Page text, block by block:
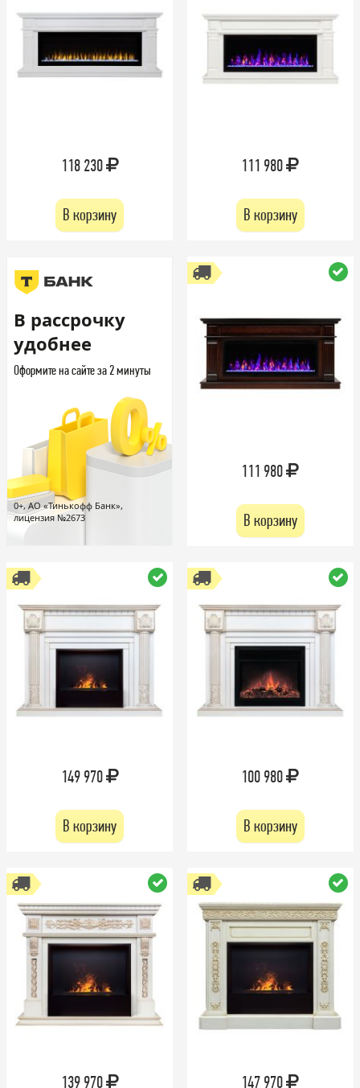
118 230
В корзину
111 980
В корзину
В рассрочку
удобнее
Оформите на сайте за 2 минуты
0+, АО «Тинькофф Банк»,
лицензия №2673
111 980
В корзину
149 970
В корзину
100 980
В корзину
139 970 147 970